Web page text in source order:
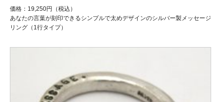
価格：19,250円（税込）
あなたの言葉が刻印できるシンプルで太めデザインのシルバー製メッセージ
リング（1行タイプ）